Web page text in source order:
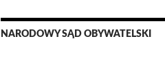
NARODOWY SĄD OBYWATELSKI